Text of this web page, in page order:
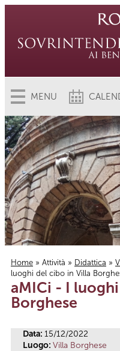
MENU
Tu sei qui
Home » Attività » Didattica »
luoghi del cibo in Villa
aMICi - I
Borghese
Data: 15/12/2022
Luogo: Villa Borghese